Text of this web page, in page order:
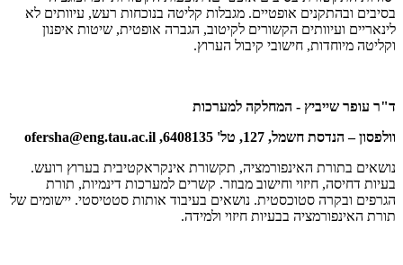
בסיבים ובהתקנים אופטיים. מגבלות קליטה בנוכחות רעש, עיוותים לא
לינאריים ועיוותים הקשורים לקיטוב, הגברה אופטית, שיטות איפנון
וקליטה מיוחדות, חישובי קיבול הערוץ.
ד"ר עופר שייביץ - המחלקה למערכות
וולפסון – הנדסת חשמל, 127, טל' 6408135,
ofersha@eng.tau.ac.il
נושאים בתורת האינפורמציה, תקשורת אינקראקטיבית בערוץ רועש.
בעיות דחיסה, חיזוי וחישוב מבוזר. קשרים למערכות דינמיות, תורת
הגרפים ובקרה סטוכסטית. נושאים בעיבוד אותות סטטיסטי. יישומים של
תורת האינפורמציה בבעיות חיזוי ולמידה.